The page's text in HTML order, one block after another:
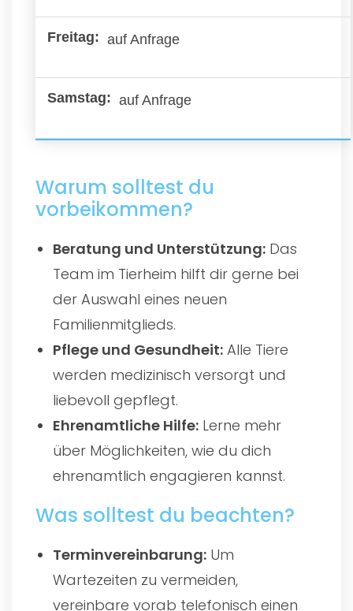
auf Anfrage
auf Anfrage
Warum solltest du
vorbeikommen?
Beratung und Unterstützung: Das
Team im Tierheim hilft dir gerne bei
der Auswahl eines neuen
Familienmitglieds.
Pflege und Gesundheit: Alle Tiere
werden medizinisch versorgt und
liebevoll gepflegt.
Ehrenamtliche Hilfe: Lerne mehr
über Möglichkeiten, wie du dich
ehrenamtlich engagieren kannst.
Was solltest du beachten?
Terminvereinbarung: Um
Wartezeiten zu vermeiden,
vereinbare vorab telefonisch einen